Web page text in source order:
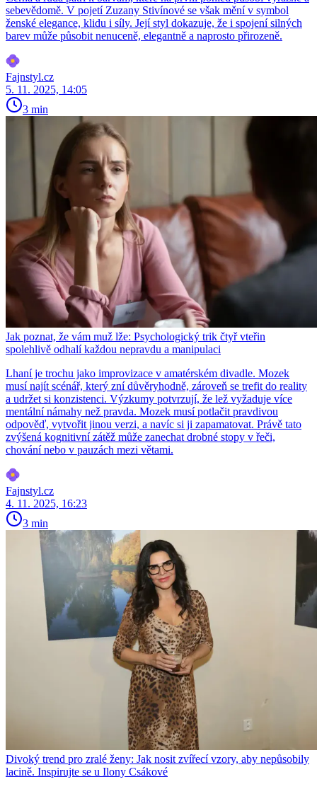
sebevědomě. V pojetí Zuzany Stivínové se však mění v symbol
ženské elegance, klidu i síly. Její styl dokazuje, že i spojení silných
barev může působit nenuceně, elegantně a naprosto přirozeně.
Fajnstyl.cz
5. 11. 2025, 14:05
3 min
Jak poznat, že vám muž lže: Psychologický trik čtyř vteřin
spolehlivě odhalí každou nepravdu a manipulaci
Lhaní je trochu jako improvizace v amatérském divadle. Mozek
musí najít scénář, který zní důvěryhodně, zároveň se trefit do reality
a udržet si konzistenci. Výzkumy potvrzují, že lež vyžaduje více
mentální námahy než pravda. Mozek musí potlačit pravdivou
odpověď, vytvořit jinou verzi, a navíc si ji zapamatovat. Právě tato
zvýšená kognitivní zátěž může zanechat drobné stopy v řeči,
chování nebo v pauzách mezi větami.
Fajnstyl.cz
4. 11. 2025, 16:23
3 min
Divoký trend pro zralé ženy: Jak nosit zvířecí vzory, aby nepůsobily
lacině. Inspirujte se u Ilony Csákové